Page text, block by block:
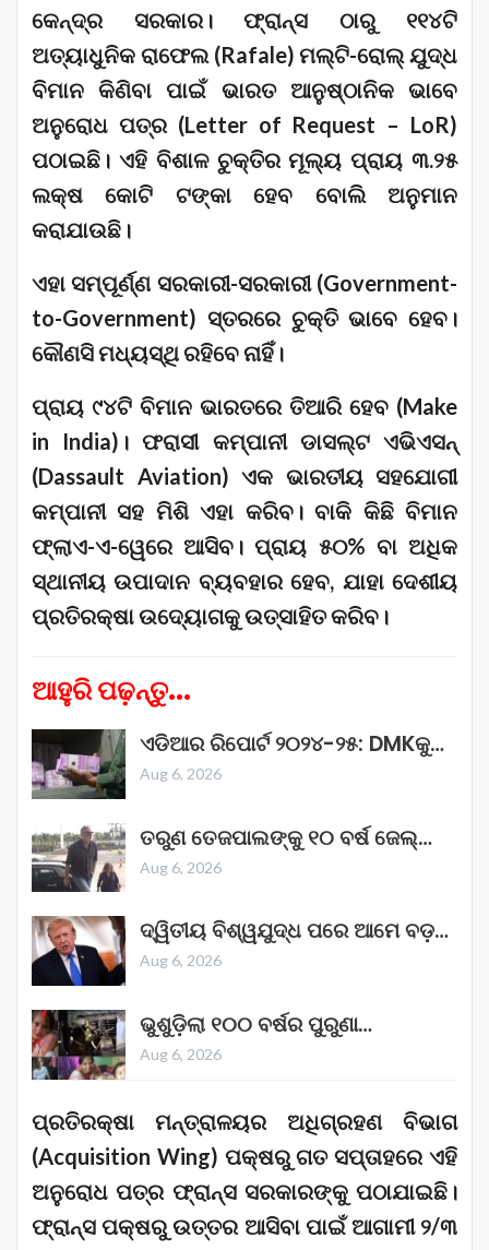
କେନ୍ଦ୍ର ସରକାର। ଫ୍ରାନ୍ସ ଠାରୁ ୧୧୪ଟି
ଅତ୍ୟାଧୁନିକ ରାଫେଲ (Rafale) ମଲ୍ଟି-ରୋଲ୍ ଯୁଦ୍ଧ
ବିମାନ କିଣିବା ପାଇଁ ଭାରତ ଆନୁଷ୍ଠାନିକ ଭାବେ
ଅନୁରୋଧ ପତ୍ର (Letter of Request – LoR)
ପଠାଇଛି। ଏହି ବିଶାଳ ଚୁକ୍ତିର ମୂଲ୍ୟ ପ୍ରାୟ ୩.୨୫
ଲକ୍ଷ କୋଟି ଟଙ୍କା ହେବ ବୋଲି ଅନୁମାନ
କରାଯାଉଛି।
ଏହା ସମ୍ପୂର୍ଣ୍ଣ ସରକାରୀ-ସରକାରୀ (Government-
to-Government) ସ୍ତରରେ ଚୁକ୍ତି ଭାବେ ହେବ।
କୌଣସି ମଧ୍ୟସ୍ଥି ରହିବେ ନାହିଁ।
ପ୍ରାୟ ୯୪ଟି ବିମାନ ଭାରତରେ ତିଆରି ହେବ (Make
in India)। ଫରାସୀ କମ୍ପାନୀ ଡାସଲ୍ଟ ଏଭିଏସନ୍
(Dassault Aviation) ଏକ ଭାରତୀୟ ସହଯୋଗୀ
କମ୍ପାନୀ ସହ ମିଶି ଏହା କରିବ। ବାକି କିଛି ବିମାନ
ଫ୍ଲାଏ-ଏ-ୱେରେ ଆସିବ। ପ୍ରାୟ ୫୦% ବା ଅଧିକ
ସ୍ଥାନୀୟ ଉପାଦାନ ବ୍ୟବହାର ହେବ, ଯାହା ଦେଶୀୟ
ପ୍ରତିରକ୍ଷା ଉଦ୍ୟୋଗକୁ ଉତ୍ସାହିତ କରିବ।
ଆହୁରି ପଢ଼ନ୍ତୁ...
ଏଡିଆର ରିପୋର୍ଟ ୨୦୨୪-୨୫: DMKକୁ…
Aug 6, 2026
ତରୁଣ ତେଜପାଲଙ୍କୁ ୧୦ ବର୍ଷ ଜେଲ୍‌…
Aug 6, 2026
ଦ୍ୱିତୀୟ ବିଶ୍ୱଯୁଦ୍ଧ ପରେ ଆମେ ବଡ଼…
Aug 6, 2026
ଭୁଶୁଡ଼ିଲା ୧୦୦ ବର୍ଷର ପୁରୁଣା…
Aug 6, 2026
ପ୍ରତିରକ୍ଷା ମନ୍ତ୍ରାଳୟର ଅଧିଗ୍ରହଣ ବିଭାଗ
(Acquisition Wing) ପକ୍ଷରୁ ଗତ ସପ୍ତାହରେ ଏହି
ଅନୁରୋଧ ପତ୍ର ଫ୍ରାନ୍ସ ସରକାରଙ୍କୁ ପଠାଯାଇଛି।
ଫ୍ରାନ୍ସ ପକ୍ଷରୁ ଉତ୍ତର ଆସିବା ପାଇଁ ଆଗାମୀ ୨/୩